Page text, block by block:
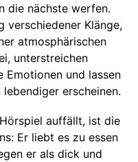
die nächste werfen.
verschiedener Klänge,
atmosphärischen
unterstreichen
Emotionen und lassen
erscheinen.
auffällt, ist die
Er liebt es zu essen
er als dick und